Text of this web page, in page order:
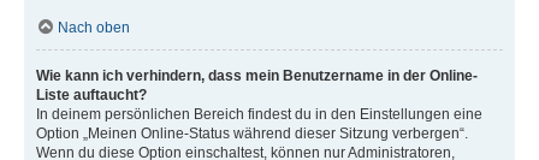
Nach oben
Wie kann ich verhindern, dass mein Benutzername in der Online-
Liste auftaucht?
In deinem persönlichen Bereich findest du in den Einstellungen eine
Option „Meinen Online-Status während dieser Sitzung verbergen“.
Wenn du diese Option einschaltest, können nur Administratoren,